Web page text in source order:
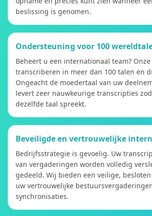
beslissing is genomen.
Ondersteuning voor 100
Beheert u een internationaal team?
transcriberen in meer dan 100 talen en
Ongeacht de moedertaal van uw
levert zeer nauwkeurige transcripties
dezelfde taal spreekt.
Beveiligde en vertrouwelijke
Bedrijfsstrategie is gevoelig. Uw
van vergaderingen worden volledig
gedeeld. Wij bieden een veilige,
uw vertrouwelijke
synchronisaties.